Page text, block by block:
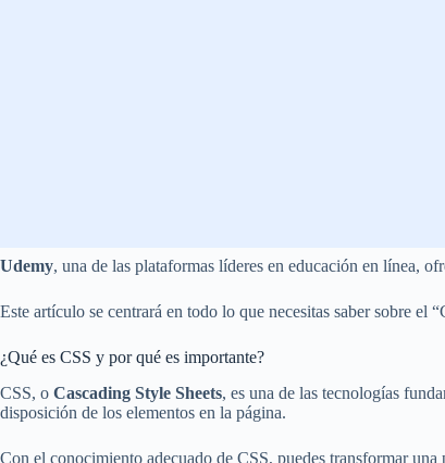
Udemy, una de las plataformas líderes en educación en línea,
Este artículo se centrará en todo lo que necesitas saber sobre
¿Qué es CSS y por qué es importante?
CSS, o Cascading Style Sheets, es una de las tecnologías
disposición de los elementos en la página.
Con el conocimiento adecuado de CSS, puedes transformar